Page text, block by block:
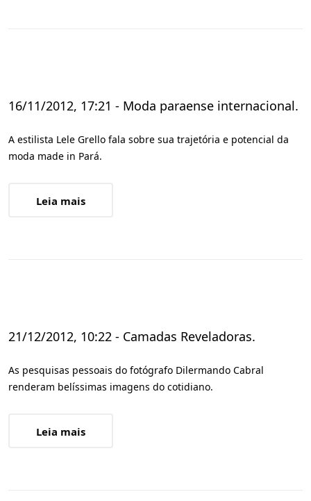
16/11/2012, 17:21 - Moda paraense internacional.
A estilista Lele Grello fala sobre sua trajetória e potencial da
moda made in Pará.
Leia mais
21/12/2012, 10:22 - Camadas Reveladoras.
As pesquisas pessoais do fotógrafo Dilermando Cabral
renderam belíssimas imagens do cotidiano.
Leia mais